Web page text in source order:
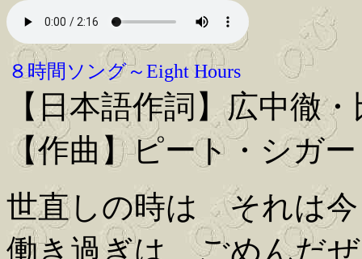
８時間ソング～Eight Hours
【日本語作詞】広中徹
【作曲】ピート・シガー
世直しの時は それは今
働き過ぎは ごめんだぜ